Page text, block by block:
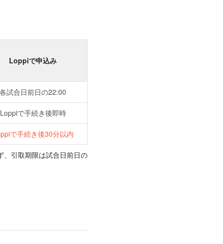
Loppiで申込み
各試合日前日の22:00
Loppiで手続き後即時
で手続き後30分以内
、引取期限は試合日前日の